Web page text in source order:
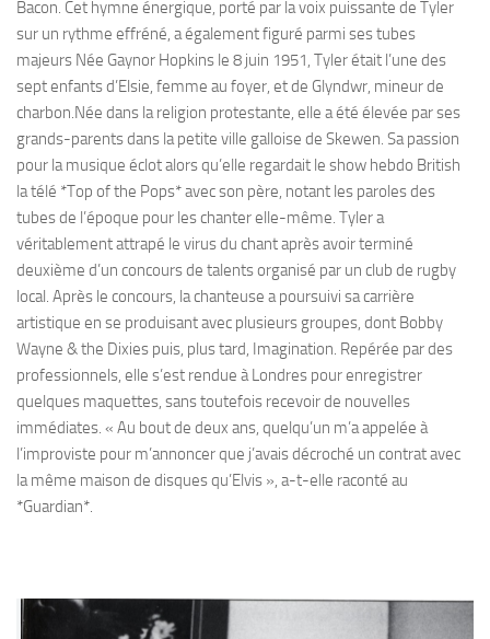
Bacon. Cet hymne énergique, porté par la voix puissante de Tyler
sur un rythme effréné, a également figuré parmi ses tubes
majeurs Née Gaynor Hopkins le 8 juin 1951, Tyler était l’une des
sept enfants d’Elsie, femme au foyer, et de Glyndwr, mineur de
charbon.Née dans la religion protestante, elle a été élevée par ses
grands-parents dans la petite ville galloise de Skewen. Sa passion
pour la musique éclot alors qu’elle regardait le show hebdo British
la télé *Top of the Pops* avec son père, notant les paroles des
tubes de l’époque pour les chanter elle-même. Tyler a
véritablement attrapé le virus du chant après avoir terminé
deuxième d’un concours de talents organisé par un club de rugby
local. Après le concours, la chanteuse a poursuivi sa carrière
artistique en se produisant avec plusieurs groupes, dont Bobby
Wayne & the Dixies puis, plus tard, Imagination. Repérée par des
professionnels, elle s’est rendue à Londres pour enregistrer
quelques maquettes, sans toutefois recevoir de nouvelles
immédiates. « Au bout de deux ans, quelqu’un m’a appelée à
l’improviste pour m’annoncer que j’avais décroché un contrat avec
la même maison de disques qu’Elvis », a-t-elle raconté au
*Guardian*.